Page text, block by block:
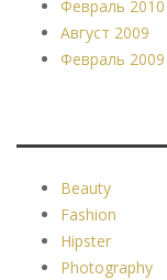
Февраль 2010
Август 2009
Февраль 2009
Beauty
Fashion
Hipster
Photography